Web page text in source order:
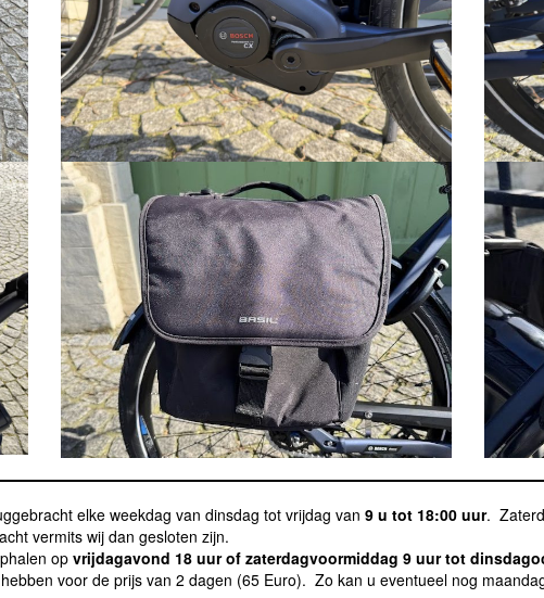
elke weekdag van dinsdag tot vrijdag van 9 u tot 18:00 uur.
vermits wij dan gesloten zijn.
op vrijdagavond 18 uur of zaterdagvoormiddag 9 uur tot
voor de prijs van 2 dagen (65 Euro). Zo kan u eventueel nog